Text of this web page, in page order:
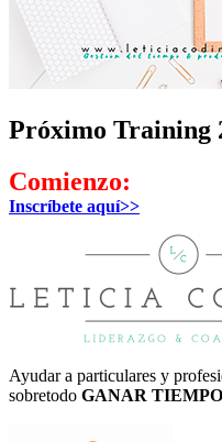
Próximo Training
Comienzo:
Inscríbete aquí>>
Ayudar a particulares y
sobretodo GANAR